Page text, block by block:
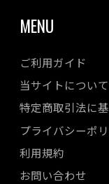
MENU
ご利用ガイド
当サイトについて
特定商取引法に
プライバシーポ
利用規約
お問い合わせ